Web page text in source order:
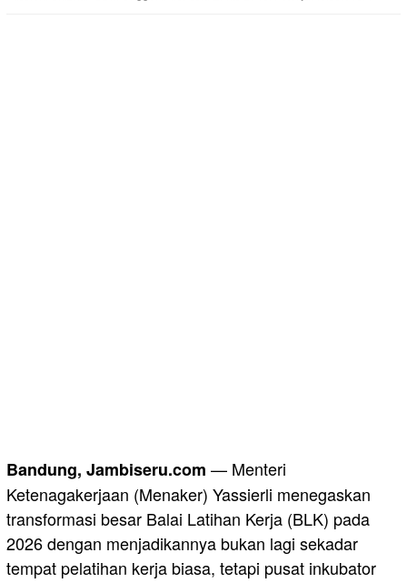
Bandung, Jambiseru.com — Menteri
Ketenagakerjaan (Menaker) Yassierli menegaskan
transformasi besar Balai Latihan Kerja (BLK) pada
2026 dengan menjadikannya bukan lagi sekadar
tempat pelatihan kerja biasa, tetapi pusat inkubator